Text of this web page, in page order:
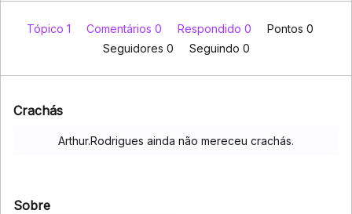
Tópico 1 Comentários 0 Respondido 0
Pontos 0
Seguidores 0 Seguindo 0
Crachás
Arthur.Rodrigues ainda não mereceu crachás.
Sobre